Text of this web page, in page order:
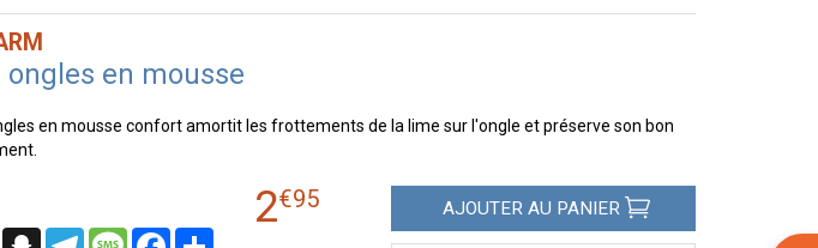
ongles en mousse
en mousse confort amortit les frottements de la lime sur l'ongle et préserve son bon
SnapchatTelegramMessageFacebookPartager
2€95 AJOUTER AU PANIER